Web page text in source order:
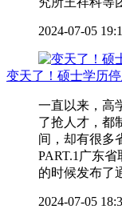
2024-07-05
变天了！硕士学历
一直以来，高
了抢人才，都
间，却有很多
PART.1广东
的时候发布了
2024-07-05